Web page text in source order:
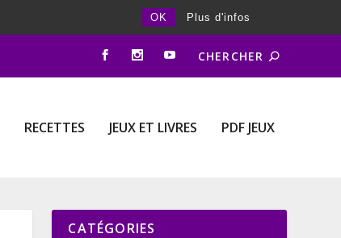
OK Plus d'infos
RECETTES JEUX ET LIVRES PDF JEUX
CATÉGORIES